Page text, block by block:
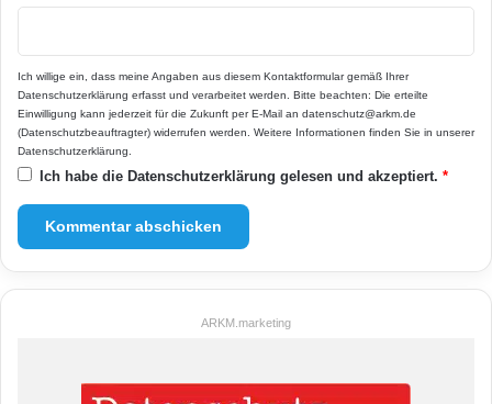
Ich willige ein, dass meine Angaben aus diesem Kontaktformular gemäß Ihrer
Datenschutzerklärung erfasst und verarbeitet werden. Bitte beachten: Die erteilte
Einwilligung kann jederzeit für die Zukunft per E-Mail an datenschutz@arkm.de
(Datenschutzbeauftragter) widerrufen werden. Weitere Informationen finden Sie in unserer
Datenschutzerklärung
Ich habe die Datenschutzerklärung gelesen und akzeptiert. *
ARKM.marketing